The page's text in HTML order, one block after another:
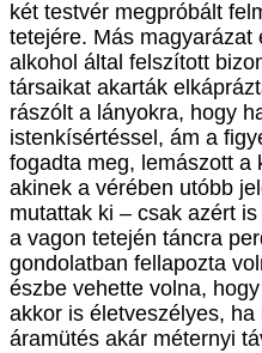
két testvér megpróbált
tetejére. Más magyarázat
alkohol által felszított
társaikat akarták
rászólt a lányokra, hogy
istenkísértéssel, ám a
fogadta meg, lemászott a
akinek a vérében utóbb
mutattak ki – csak azért
a vagon tetején táncra
gondolatban fellapozta
észbe vehette volna,
akkor is életveszélyes,
áramütés akár méternyi